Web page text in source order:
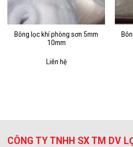
Bông lọc khí phòng sơn 5mm
10mm
Liên hệ
CÔNG TY TNHH SX TM DV